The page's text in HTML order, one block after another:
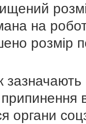
на
розмір
зазначають
припинення
органи